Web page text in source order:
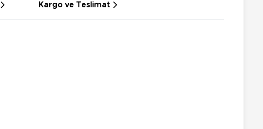
Kargo ve Teslimat